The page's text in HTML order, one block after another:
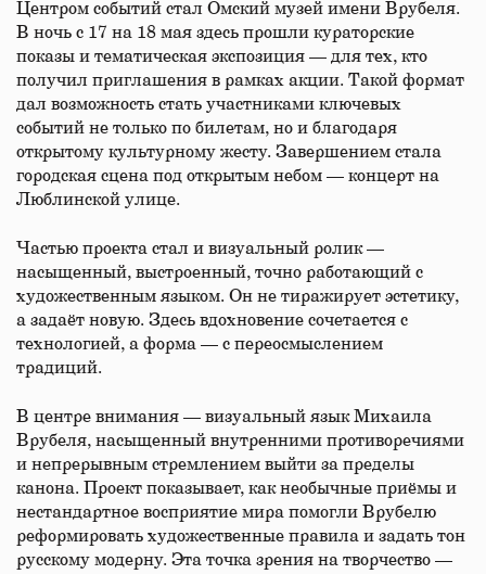
Центром событий стал Омский музей имени Врубеля.
В ночь с 17 на 18 мая здесь прошли кураторские
показы и тематическая экспозиция — для тех, кто
получил приглашения в рамках акции. Такой формат
дал возможность стать участниками ключевых
событий не только по билетам, но и благодаря
открытому культурному жесту. Завершением стала
городская сцена под открытым небом — концерт на
Люблинской улице.
Частью проекта стал и визуальный ролик —
насыщенный, выстроенный, точно работающий с
художественным языком. Он не тиражирует эстетику,
а задаёт новую. Здесь вдохновение сочетается с
технологией, а форма — с переосмыслением
традиций.
В центре внимания — визуальный язык Михаила
Врубеля, насыщенный внутренними противоречиями
и непрерывным стремлением выйти за пределы
канона. Проект показывает, как необычные приёмы и
нестандартное восприятие мира помогли Врубелю
реформировать художественные правила и задать тон
русскому модерну. Эта точка зрения на творчество —